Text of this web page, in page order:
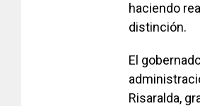
haciendo
distinción.
El
Risaralda,